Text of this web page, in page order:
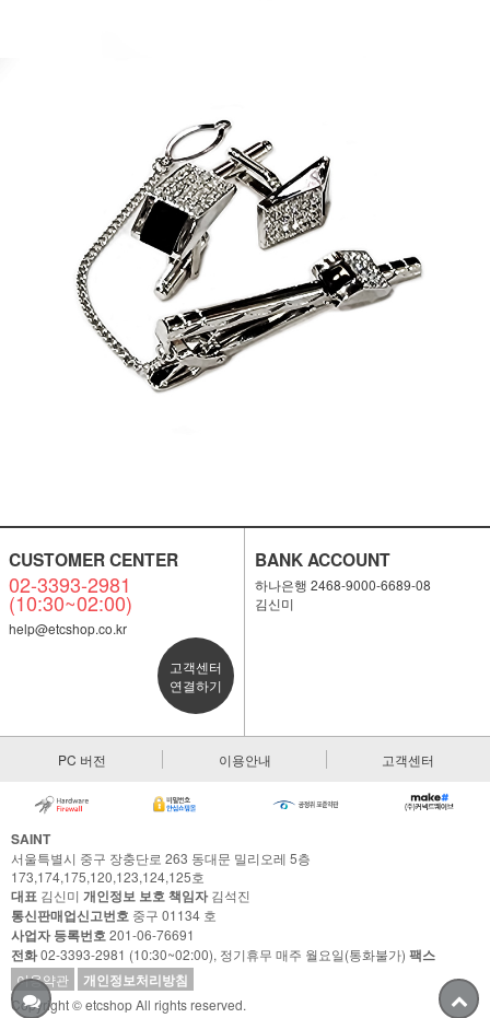
CUSTOMER CENTER
02-3393-2981
(10:30~02:00)
help@etcshop.co.kr
고객센터
연결하기
BANK ACCOUNT
하나은행 2468-9000-6689-08
김신미
PC 버전 이용안내 고객센터
SAINT
서울특별시 중구 장충단로 263 동대문 밀리오레 5층
173,174,175,120,123,124,125호
대표 김신미 개인정보 보호 책임자김석진
통신판매업신고번호 중구 01134 호
사업자 등록번호201-06-76691
전화02-3393-2981 (10:30~02:00), 정기휴무 매주 월요일(통화불가) 팩스
이용약관 개인정보처리방침
Copyright © etcshop All rights reserved.